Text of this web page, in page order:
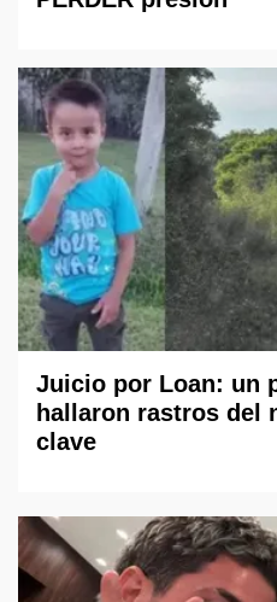
Juicio por Loan: un
hallaron rastros del
clave